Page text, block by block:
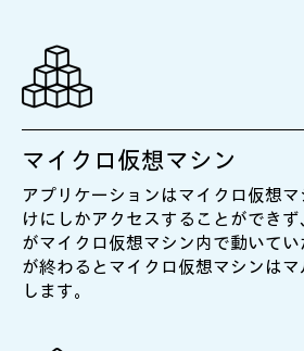
マイクロ仮想マシン
アプリケーションはマイクロ仮想
けにしかアクセスすることができ
がマイクロ仮想マシン内で動いて
が終わるとマイクロ仮想マシンは
します。